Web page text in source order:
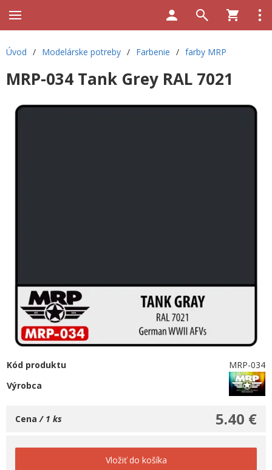
Úvod / Modelárske potreby / Farbenie / farby MRP
MRP-034 Tank Grey RAL 7021
Kód produktu
MRP-034
Výrobca
5.40 €
Cena / 1 ks
Vložiť do košíka